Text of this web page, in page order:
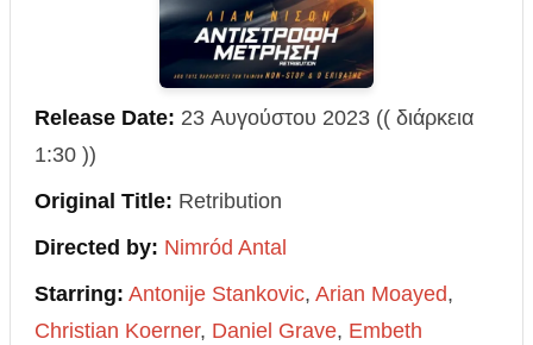
Release Date: 23 Αυγούστου 2023 (( διάρκεια
1:30 ))
Original Title: Retribution
Directed by: Nimród Antal
Starring: Antonije Stankovic, Arian Moayed,
Christian Koerner, Daniel Grave, Embeth